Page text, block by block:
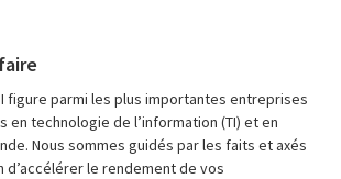
figure parmi les plus importantes entreprises
en technologie de l’information (TI) et en
Nous sommes guidés par les faits et axés
d’accélérer le rendement de vos